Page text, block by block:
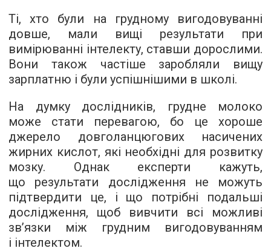
Ті, хто були на грудному вигодовуванні
довше, мали вищі результати при
вимірюванні інтелекту, ставши дорослими.
Вони також частіше заробляли вищу
зарплатню і були успішнішими в школі.
На думку дослідників, грудне молоко
може стати перевагою, бо це хороше
джерело довголанцюгових насичених
жирних кислот, які необхідні для розвитку
мозку. Однак експерти кажуть,
що результати дослідження не можуть
підтвердити це, і що потрібні подальші
дослідження, щоб вивчити всі можливі
зв’язки між грудним вигодовуванням
і інтелектом.